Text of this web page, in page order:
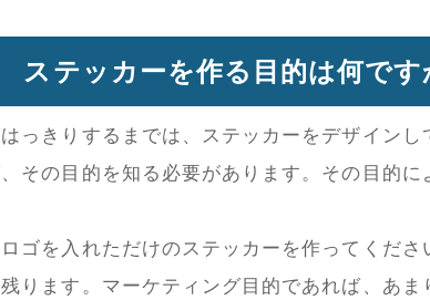
テッカーを作る目的は何です
っきりするまでは、ステッカーをデザイン
その目的を知る必要があります。その目的に
ロゴを入れただけのステッカーを作ってくださ
ります。マーケティング目的であれば、あ